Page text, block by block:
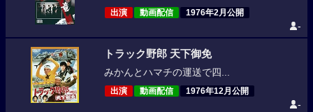
出演 動画配信 1976年2月公開
-
トラック野郎 天下御免
みかんとハマチの運送で四...
出演 動画配信 1976年12月公開
-